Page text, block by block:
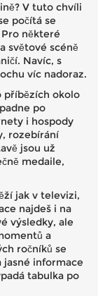
V tuto chvíli
počítá se
některé
světové scéně
Navíc, s
víc nadoraz.
příbězích okolo
po
i hospody
rozebírání
jsou už
medaile,
jak v televizi,
najdeš i na
výsledky, ale
a
ročníků se
jasné informace
tabulka po